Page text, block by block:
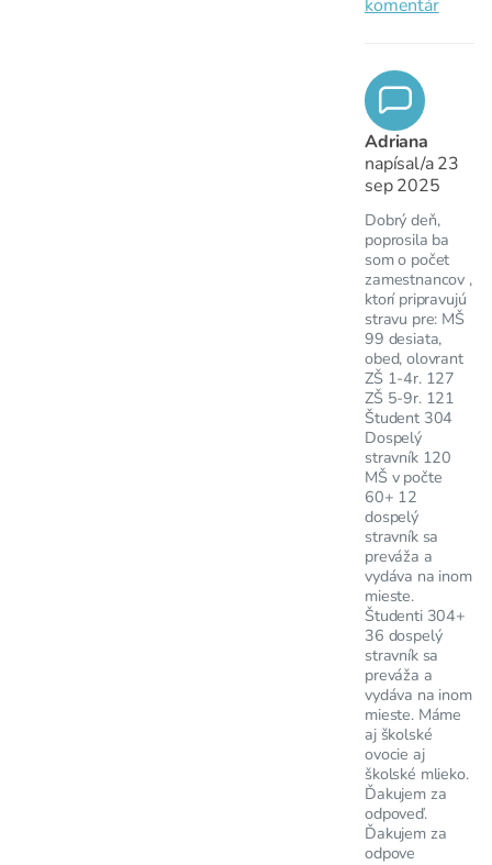
komentár
Adriana
napísal/a23
sep 2025
Dobrý deň,
poprosila ba
som o počet
zamestnancov ,
ktorí pripravujú
stravu pre: MŠ
99 desiata,
obed, olovrant
ZŠ 1-4r. 127
ZŠ 5-9r. 121
Študent 304
Dospelý
stravník 120
MŠ v počte
60+ 12
dospelý
stravník sa
preváža a
vydáva na inom
mieste.
Študenti 304+
36 dospelý
stravník sa
preváža a
vydáva na inom
mieste. Máme
aj školské
ovocie aj
školské mlieko.
Ďakujem za
odpoveď.
Ďakujem za
odpove